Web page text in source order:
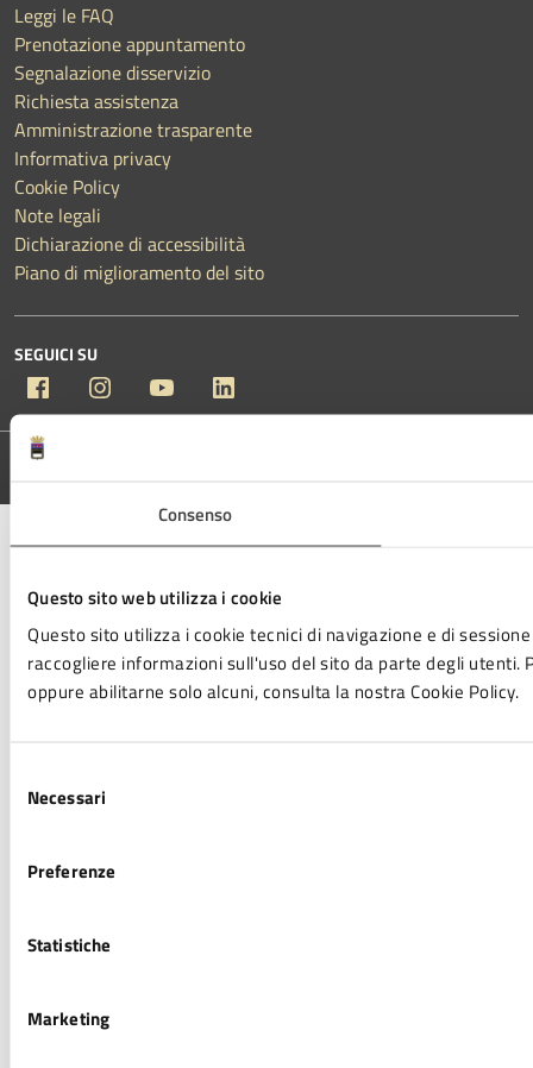
Consenso
Questo sito web utilizza i cookie
Questo sito utilizza i cookie tecnici di navigazione e di
raccogliere informazioni sull'uso del sito da parte degli
oppure abilitarne solo alcuni, consulta la nostra Cookie Policy.
delNecessari
Preferenze
Statistiche
Marketing
Leggi le FAQ
Prenotazione appuntamento
Segnalazione disservizio
Richiesta assistenza
Amministrazione trasparente
Informativa privacy
Cookie Policy
Note legali
Dichiarazione di accessibilità
Piano di miglioramento del sito
SEGUICI SU
Facebook Instagram YouTube
Media Policy